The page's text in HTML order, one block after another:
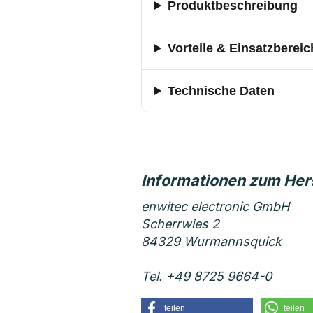
Produktbeschreibung
Vorteile &
Technische Daten
enwitec electronic GmbH
Scherrwies 2
84329 Wurmannsquick
Tel. +49 8725 9664-0
teilen teilen